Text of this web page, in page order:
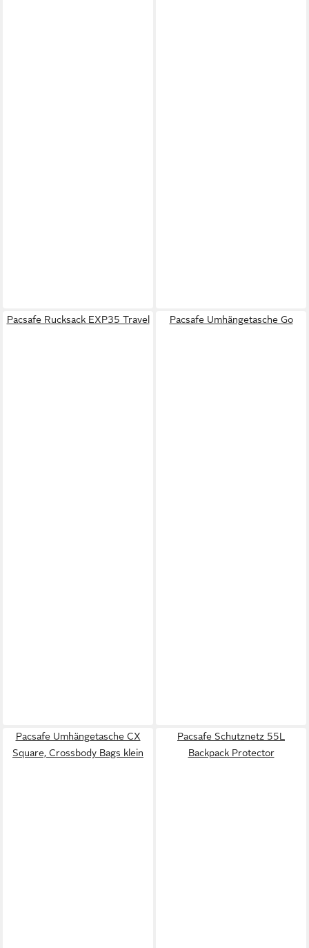
Pacsafe Rucksack EXP35 Travel Pacsafe Umhängetasche Go
Pacsafe Umhängetasche CX
Square, Crossbody Bags klein
Pacsafe Schutznetz 55L
Backpack Protector